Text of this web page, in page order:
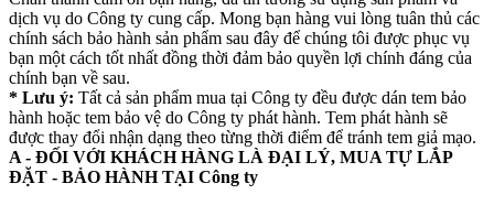
dịch vụ do Công ty cung cấp. Mong bạn hàng vui lòng tuân thủ các
chính sách bảo hành sản phẩm sau đây để chúng tôi được phục vụ
bạn một cách tốt nhất đồng thời đảm bảo quyền lợi chính đáng của
chính bạn về sau.
* Lưu ý: Tất cả sản phẩm mua tại Công ty đều được dán tem bảo
hành hoặc tem bảo vệ do Công ty phát hành. Tem phát hành sẽ
được thay đổi nhận dạng theo từng thời điểm để tránh tem giả mạo.
A - ĐỐI VỚI KHÁCH HÀNG LÀ ĐẠI LÝ, MUA TỰ LẮP
ĐẶT - BẢO HÀNH TẠI Công ty